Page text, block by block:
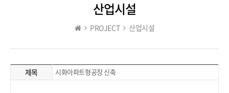
산업시설
PROJECT 산업시설
제목 시화아파트형공장 신축